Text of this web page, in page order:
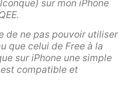
sur mon iPhone
de ne pas pouvoir utiliser
que celui de Free à la
sur iPhone une simple
compatible et